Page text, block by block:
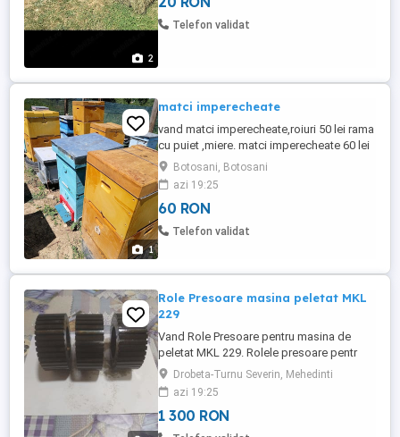
2
Telefon validat
1
matci imperecheate
vand matci imperecheate,roiuri 50 lei rama
cu puiet ,miere. matci imperecheate 60 lei
buc,productive si blande nu sant agresive.
Botosani, Botosani
azi 19:25
60 RON
Telefon validat
Role Presoare masina peletat MKL
229
Vand Role Presoare pentru masina de
peletat MKL 229. Rolele presoare pentr
masina de peletat MKL-229 sunt
componente ce fac parte din masina de
peletat granulator ce au rolul de a presa
materia prima pe matrita, astfel rezultand
granule peleti. Rolele de presare sunt
Drobeta-Turnu Severin, Mehedinti
azi 19:25
1 300 RON